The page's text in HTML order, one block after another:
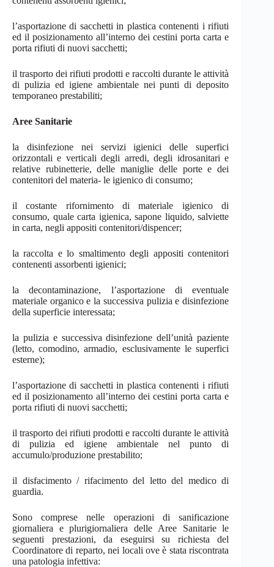
l’asportazione di sacchetti in plastica contenenti i rifiuti
ed il posizionamento all’interno dei cestini porta carta e
porta rifiuti di nuovi sacchetti;
il trasporto dei rifiuti prodotti e raccolti durante le attività
di pulizia ed igiene ambientale nei punti di deposito
temporaneo prestabiliti;
Aree Sanitarie
la disinfezione nei servizi igienici delle superfici
orizzontali e verticali degli arredi, degli idrosanitari e
relative rubinetterie, delle maniglie delle porte e dei
contenitori del materia- le igienico di consumo;
il costante rifornimento di materiale igienico di
consumo, quale carta igienica, sapone liquido, salviette
in carta, negli appositi contenitori/dispencer;
la raccolta e lo smaltimento degli appositi contenitori
contenenti assorbenti igienici;
la decontaminazione, l’asportazione di eventuale
materiale organico e la successiva pulizia e disinfezione
della superficie interessata;
la pulizia e successiva disinfezione dell’unità paziente
(letto, comodino, armadio, esclusivamente le superfici
esterne);
l’asportazione di sacchetti in plastica contenenti i rifiuti
ed il posizionamento all’interno dei cestini porta carta e
porta rifiuti di nuovi sacchetti;
il trasporto dei rifiuti prodotti e raccolti durante le attività
di pulizia ed igiene ambientale nel punto di
accumulo/produzione prestabilito;
il disfacimento / rifacimento del letto del medico di
guardia.
Sono comprese nelle operazioni di sanificazione
giornaliera e plurigiornaliera delle Aree Sanitarie le
seguenti prestazioni, da eseguirsi su richiesta del
Coordinatore di reparto, nei locali ove è stata riscontrata
una patologia infettiva: